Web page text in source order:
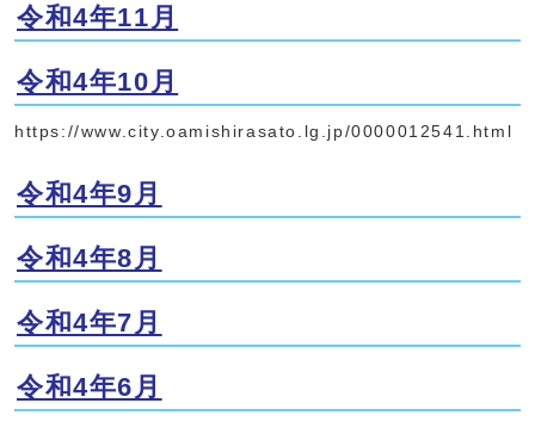
令和4年11月
令和4年10月
https://www.city.oamishirasato.lg.jp/0000012541.html
令和4年9月
令和4年8月
令和4年7月
令和4年6月